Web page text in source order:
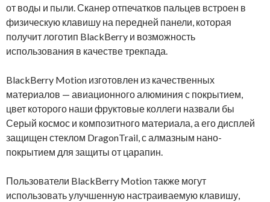
от воды и пыли. Сканер отпечатков пальцев встроен в
физическую клавишу на передней панели, которая
получит логотип BlackBerry и возможность
использования в качестве трекпада.
BlackBerry Motion изготовлен из качественных
материалов — авиационного алюминия с покрытием,
цвет которого наши фруктовые коллеги назвали бы
Серый космос и композитного материала, а его дисплей
защищен стеклом DragonTrail, с алмазным нано-
покрытием для защиты от царапин.
Пользователи BlackBerry Motion также могут
использовать улучшенную настраиваемую клавишу,